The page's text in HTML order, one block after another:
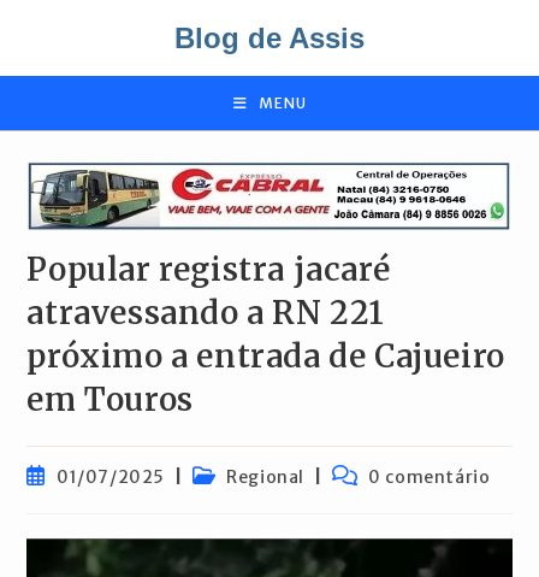
o
Blog de Assis
MENU
Popular registra jacaré
atravessando a RN 221
próximo a entrada de Cajueiro
em Touros
Post01/07/2025
Categoria
Regional
Comentários
0 comentário